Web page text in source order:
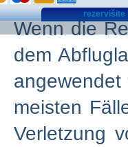
rezervišite
Wenn die
dem
meisten
Verletzung